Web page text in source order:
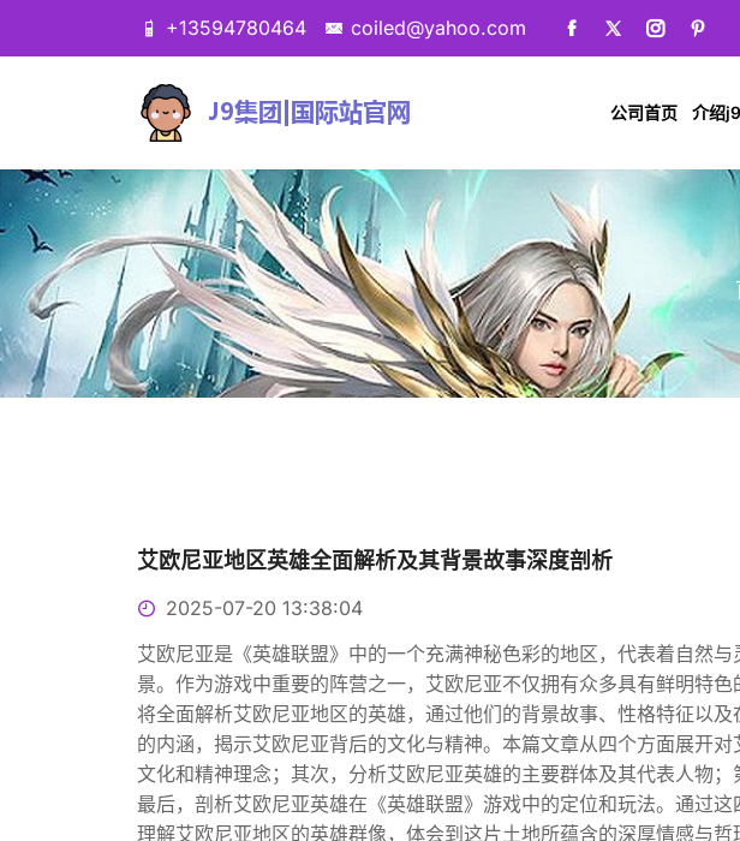
+13594780464 coiled@yahoo.com
公司首页 介绍
艾欧尼亚地区英雄全面解析及其背景故事深度剖析
2025-07-20 13:38:04
艾欧尼亚是《英雄联盟》中的一个充满神秘色彩的地区，代表着自然
景。作为游戏中重要的阵营之一，艾欧尼亚不仅拥有众多具有鲜明特
将全面解析艾欧尼亚地区的英雄，通过他们的背景故事、性格特征以
的内涵，揭示艾欧尼亚背后的文化与精神。本篇文章从四个方面展开
文化和精神理念；其次，分析艾欧尼亚英雄的主要群体及其代表人物；
最后，剖析艾欧尼亚英雄在《英雄联盟》游戏中的定位和玩法。通过
理解艾欧尼亚地区的英雄群像，体会到这片土地所蕴含的深厚情感与